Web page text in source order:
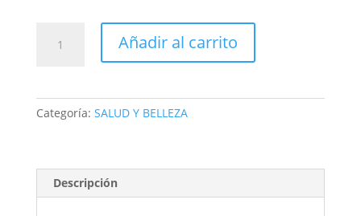
Patilerra
3en1
Añadir al carrito
Categoría: SALUD Y BELLEZA
Descripción